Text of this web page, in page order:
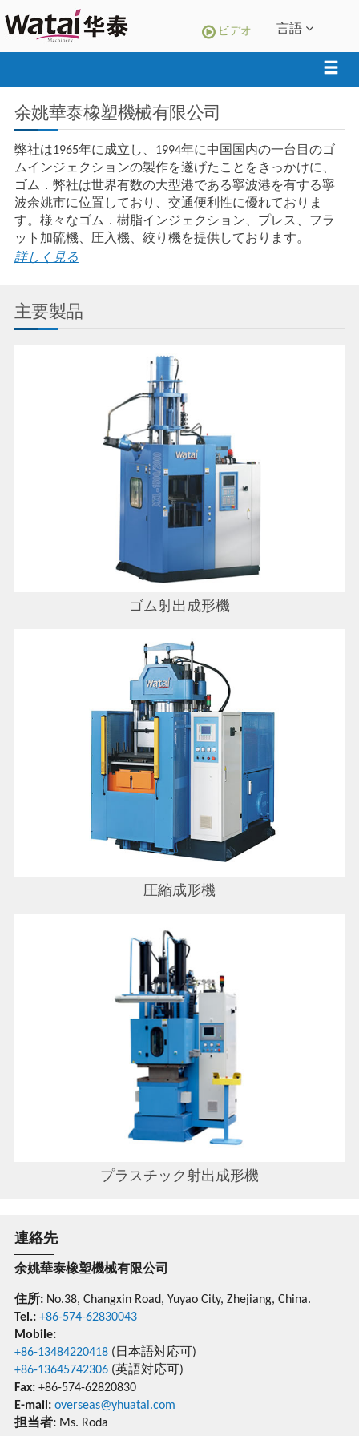
言語
ビデオ
余姚華泰橡塑機械有限公司
弊社は1965年に成立し、1994年に中国国内の一台目のゴ
ムインジェクションの製作を遂げたことをきっかけに、
ゴム． 弊社は世界有数の大型港である寧波港を有する寧
波余姚市に位置しており、交通便利性に優れておりま
す。様々なゴム．樹脂インジェクション、プレス、フラ
ット加硫機、圧入機、絞り機を提供しております。
詳しく見る
主要製品
ゴム射出成形機
圧縮成形機
プラスチック射出成形機
連絡先
余姚華泰橡塑機械有限公司
住所:No.38, Changxin Road, Yuyao City, Zhejiang, China.
Tel.: +86-574-62830043
Mobile:
+86-13484220418(日本語対応可)
+86-13645742306(英語対応可)
Fax:+86-574-62820830
E-mail: overseas@yhuatai.com
担当者:Ms. Roda